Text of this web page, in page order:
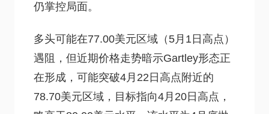
仍掌控局面。
多头可能在77.00美元区域（5月1日高点）
遇阻，但近期价格走势暗示Gartley形态正
在形成，可能突破4月22日高点附近的
78.70美元区域，目标指向4月20日高点，